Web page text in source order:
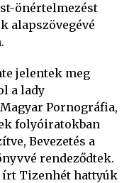
önértelmezést
alapszövegévé
jelentek meg
a lady
Pornográfia,
folyóiratokban
Bevezetés a
rendeződtek.
írt Tizenhét hattyúk